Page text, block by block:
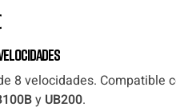
8 velocidades. Compatible
y UB200.